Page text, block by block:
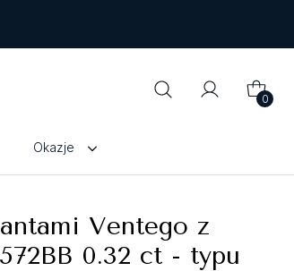
0
Okazje
Ventego z
0.32 ct - typu